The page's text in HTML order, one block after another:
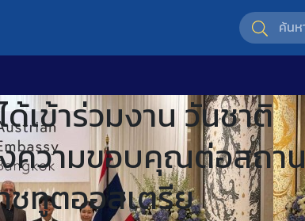
ข้าร่วมงาน วันชาติ
ความขอบคุณต่อสถาน
ชทูตออสเตรีย